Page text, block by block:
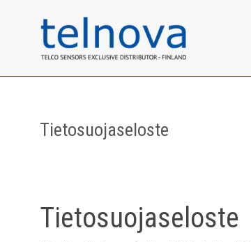
Tietosuojaseloste
Tietosuojaseloste